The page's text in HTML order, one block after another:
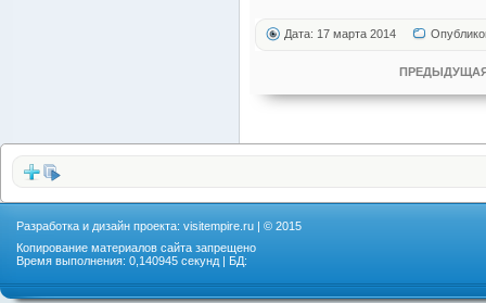
Дата: 17 марта 2014
Разработка и дизайн проекта: visitempire.ru | © 2015
Копирование материалов сайта запрещено
Время выполнения: 0,140945 секунд | БД: